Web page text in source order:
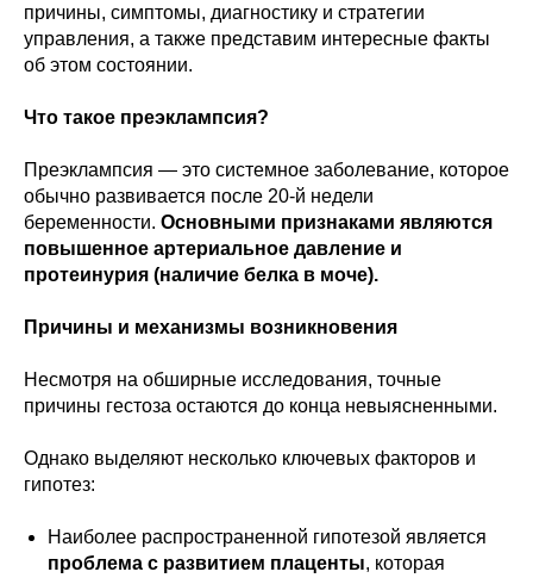
причины, симптомы, диагностику и стратегии
управления, а также представим интересные факты
об этом состоянии.
Что такое преэклампсия?
Преэклампсия — это системное заболевание, которое
обычно развивается после 20-й недели
беременности. Основными признаками являются
повышенное артериальное давление и
протеинурия (наличие белка в моче).
Причины и механизмы возникновения
Несмотря на обширные исследования, точные
причины гестоза остаются до конца невыясненными.
Однако выделяют несколько ключевых факторов и
гипотез:
Наиболее распространенной гипотезой является
проблема с развитием плаценты, которая